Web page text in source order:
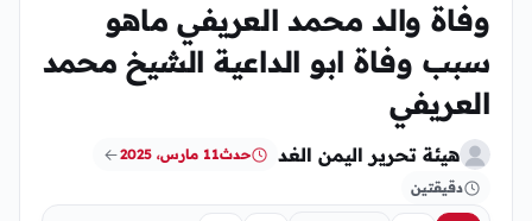
وفاة والد محمد العريفي ماهو
سبب وفاة ابو الداعية الشيخ محمد
العريفي
هيئة تحرير اليمن الغد حدث11 مارس، 2025
دقيقتين